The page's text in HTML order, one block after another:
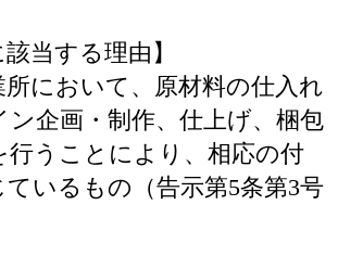
該当する理由】
所において、原材料の仕入れ
ン企画・制作、仕上げ、梱包
行うことにより、相応の付
いるもの（告示第5条第3号